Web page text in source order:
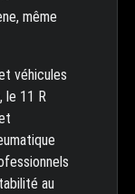
même
véhicules
le 11 R
au